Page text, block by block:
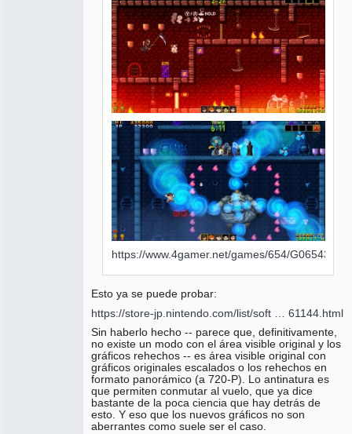
https://www.4gamer.net/games/654/G065433/
Esto ya se puede probar:
https://store-jp.nintendo.com/list/soft … 61144.html
Sin haberlo hecho -- parece que, definitivamente,
no existe un modo con el área visible original y los
gráficos rehechos -- es área visible original con
gráficos originales escalados o los rehechos en
formato panorámico (a 720-P). Lo antinatura es
que permiten conmutar al vuelo, que ya dice
bastante de la poca ciencia que hay detrás de
esto. Y eso que los nuevos gráficos no son
aberrantes como suele ser el caso.